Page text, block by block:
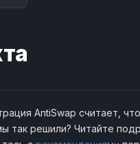
AntiSwap считает,
так решили? Читайте